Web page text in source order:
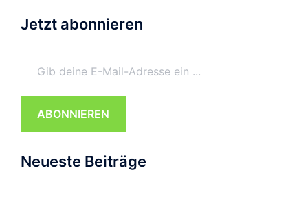
Jetzt abonnieren
Gib deine E-Mail-Adresse ein ...
ABONNIEREN
Neueste Beiträge